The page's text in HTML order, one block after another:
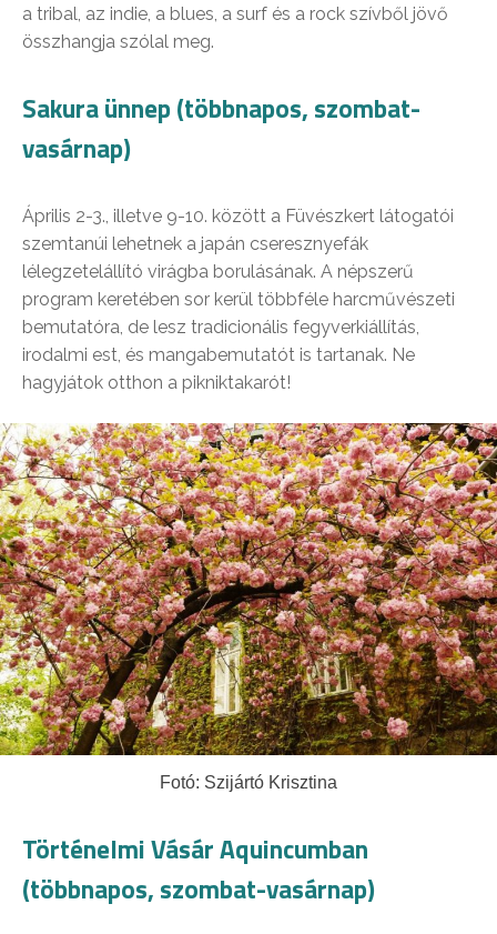
a tribal, az indie, a blues, a surf és a rock szívből jövő
összhangja szólal meg.
Sakura ünnep (többnapos, szombat-
vasárnap)
Április 2-3., illetve 9-10. között a Füvészkert látogatói
szemtanúi lehetnek a japán cseresznyefák
lélegzetelállító virágba borulásának. A népszerű
program keretében sor kerül többféle harcművészeti
bemutatóra, de lesz tradicionális fegyverkiállítás,
irodalmi est, és mangabemutatót is tartanak. Ne
hagyjátok otthon a pikniktakarót!
Fotó: Szijártó Krisztina
Történelmi Vásár Aquincumban
(többnapos, szombat-vasárnap)